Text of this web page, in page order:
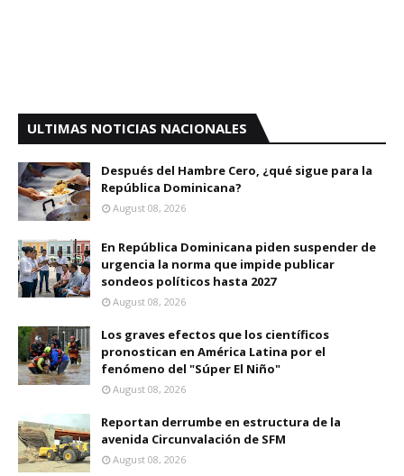
ULTIMAS NOTICIAS NACIONALES
Después del Hambre Cero, ¿qué sigue para la
República Dominicana?
August 08, 2026
En República Dominicana piden suspender de
urgencia la norma que impide publicar
sondeos políticos hasta 2027
August 08, 2026
Los graves efectos que los científicos
pronostican en América Latina por el
fenómeno del "Súper El Niño"
August 08, 2026
Reportan derrumbe en estructura de la
avenida Circunvalación de SFM
August 08, 2026